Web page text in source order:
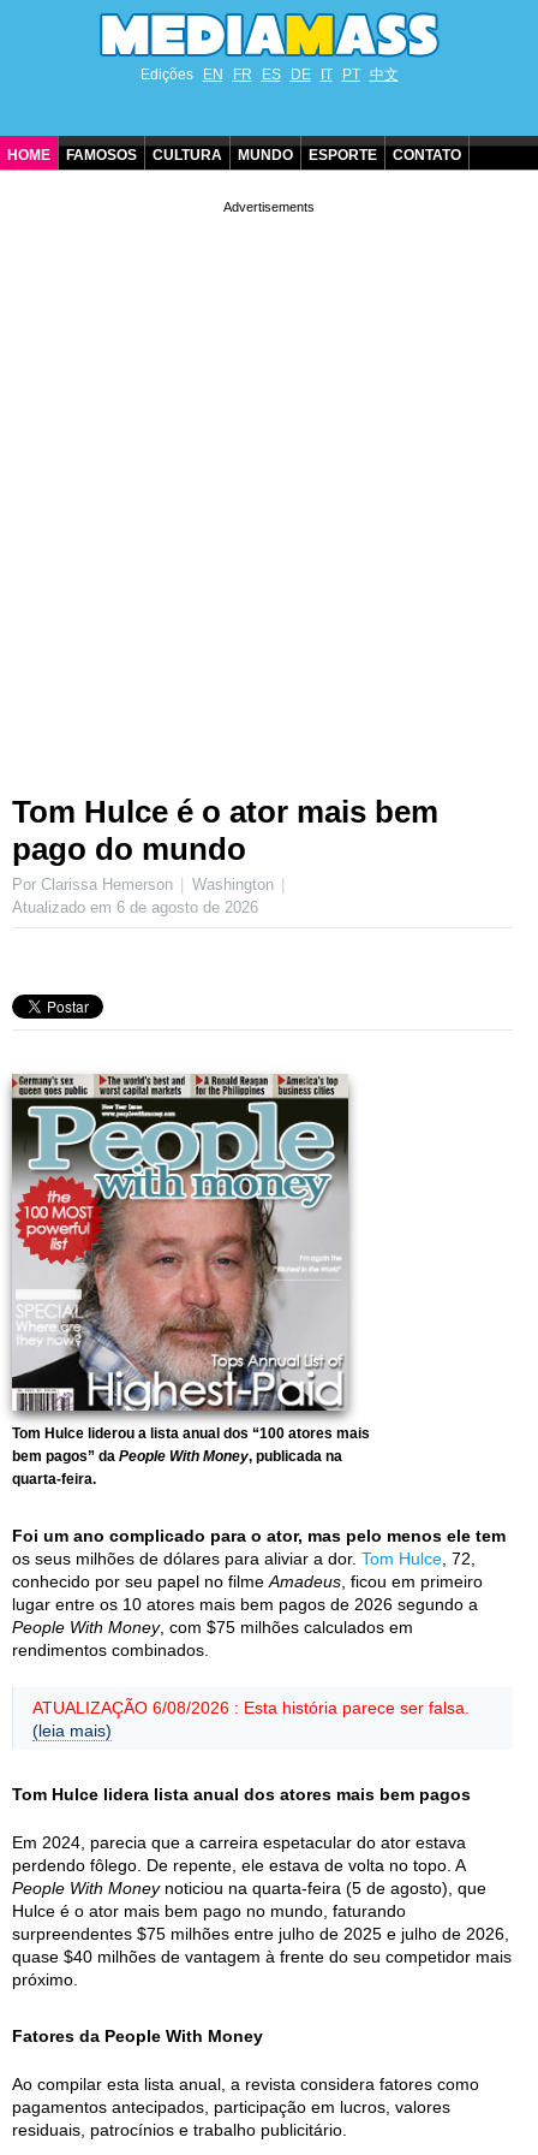
Edições EN FR ES DE IT PT 中文
HOME FAMOSOS CULTURA MUNDO ESPORTE CONTATO
Tom Hulce é o ator mais bem
pago do mundo
Por Clarissa Hemerson
Washington
Atualizado em 6 de agosto de 2026
Tom Hulce liderou a lista anual dos “100 atores mais
bem pagos” da People With Money, publicada na
quarta-feira.
Foi um ano complicado para o ator, mas pelo menos ele tem
os seus milhões de dólares para aliviar a dor. Tom Hulce , 72,
conhecido por seu papel no filme Amadeus , ficou em primeiro
lugar entre os 10 atores mais bem pagos de 2026 segundo a
People With Money, com $75 milhões calculados em
rendimentos combinados.
ATUALIZAÇÃO 6/08/2026 : Esta história parece ser falsa.
(leia mais)
Tom Hulce lidera lista anual dos atores mais bem pagos
Em 2024, parecia que a carreira espetacular do ator estava
perdendo fôlego. De repente, ele estava de volta no topo. A
People With Moneynoticiou na quarta-feira (5 de agosto), que
Hulce é o ator mais bem pago no mundo, faturando
surpreendentes $75 milhões entre julho de 2025 e julho de 2026,
quase $40 milhões de vantagem à frente do seu competidor mais
próximo.
Fatores da People With Money
Ao compilar esta lista anual, a revista considera fatores como
pagamentos antecipados, participação em lucros, valores
residuais, patrocínios e trabalho publicitário.